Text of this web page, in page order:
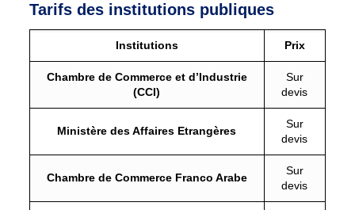
Tarifs des institutions publiques
Institutions Prix
Chambre de Commerce et d’Industrie
(CCI)
Sur
devis
Ministère des Affaires Etrangères
Sur
devis
Chambre de Commerce Franco Arabe
Sur
devis